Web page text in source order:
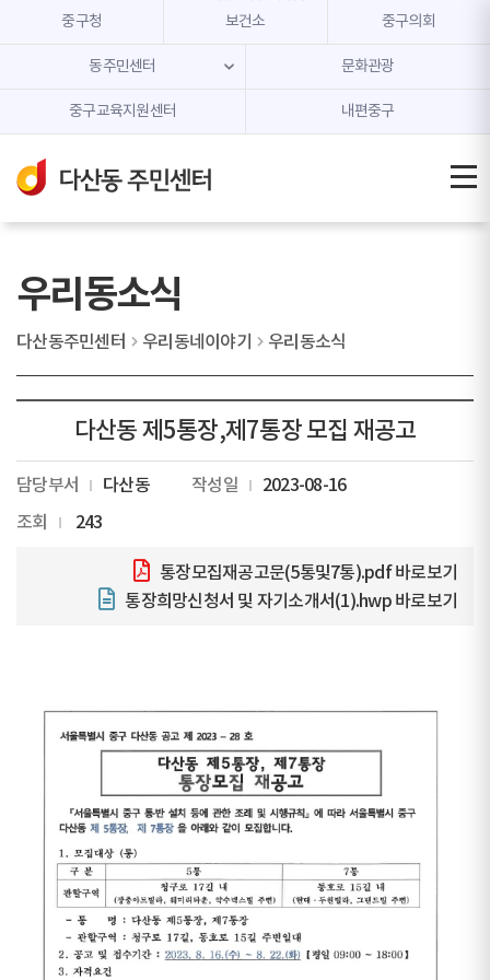
본문 내용 바로가기
주메뉴 바로가기
중구청 보건소 중구의회
동주민센터 문화관광
중구교육지원센터 내편중구
우리동소식
다산동주민센터 우리동네이야기 우리동소식
다산동 제5통장,제7통장 모집 재공고
담당부서 다산동 작성일
2023-08-16
조회
243
통장모집재공고문(5통및7통).pdf 바로보기
통장희망신청서 및 자기소개서(1).hwp 바로보기